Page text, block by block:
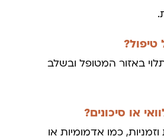
דקות, תלוי באזור המטופל ובשלב
או סיכונים?
כמו אדמומיות או